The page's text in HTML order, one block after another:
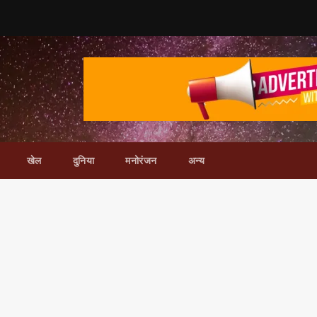
खेल दुनिया मनोरंजन अन्य